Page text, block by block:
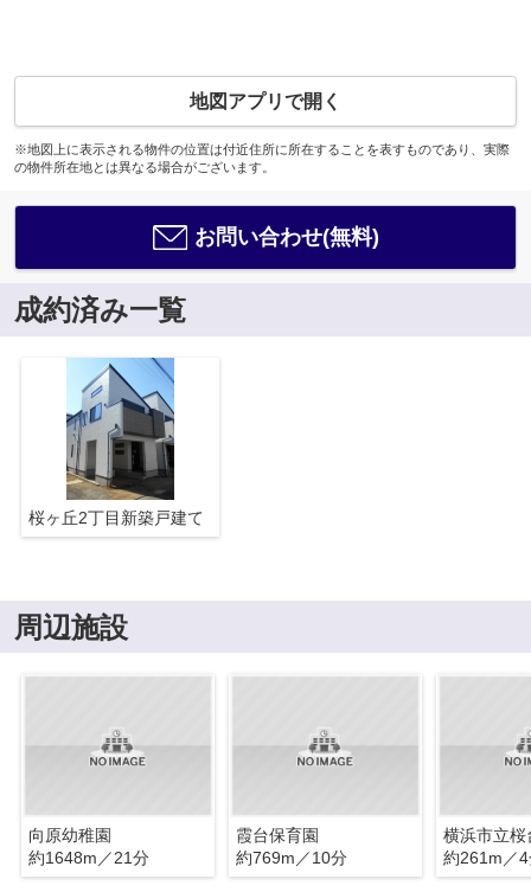
地図アプリで開く
※地図上に表示される物件の位置は付近住所に所在することを表すものであり、実際
の物件所在地とは異なる場合がございます。
お問い合わせ(無料)
成約済み一覧
桜ヶ丘2丁目新築戸建て
周辺施設
向原幼稚園
約1648m／21分
霞台保育園
約769m／10分
横浜市立桜
約261m／